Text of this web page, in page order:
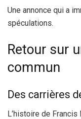
Une annonce qui a
spéculations.
Retour sur
commun
Des carrières
L’histoire de